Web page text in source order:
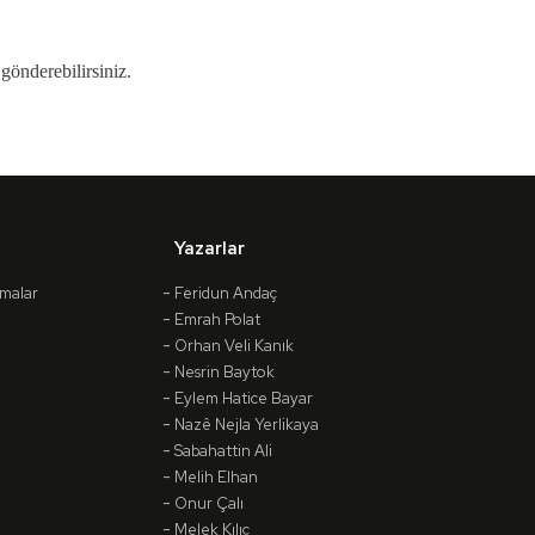
Yazarlar
Feridun Andaç
Emrah Polat
Orhan Veli Kanık
Nesrin Baytok
Eylem Hatice Bayar
Nazê Nejla Yerlikaya
Sabahattin Ali
Melih Elhan
Onur Çalı
Melek Kılıç